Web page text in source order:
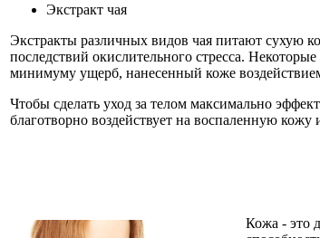
Экстракт чая
Экстракты различных видов чая питают сухую
последствий окислительного стресса.
минимуму ущерб, нанесенный коже
Чтобы сделать уход за телом максимально
благотворно воздействует на воспаленную кожу
Кожа - это